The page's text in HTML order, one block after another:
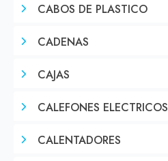
CABOS DE PLASTICO
CADENAS
CAJAS
CALEFONES ELECTRICOS
CALENTADORES